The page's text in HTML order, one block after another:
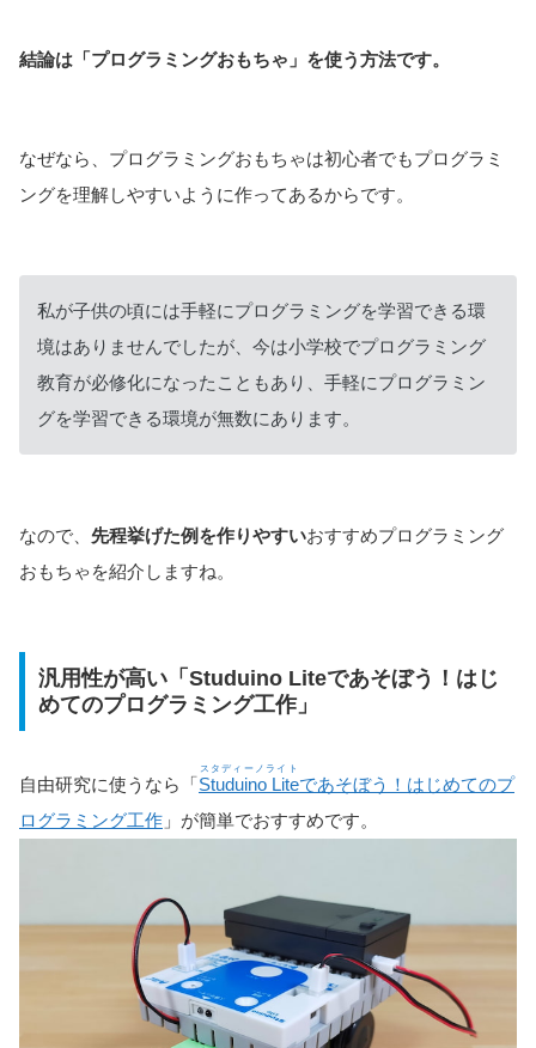
結論は「プログラミングおもちゃ」を使う方法です。
なぜなら、プログラミングおもちゃは初心者でもプログラミ
ングを理解しやすいように作ってあるからです。
私が子供の頃には手軽にプログラミングを学習できる環
境はありませんでしたが、今は小学校でプログラミング
教育が必修化になったこともあり、手軽にプログラミン
グを学習できる環境が無数にあります。
なので、 先程挙げた例を作りやすいおすすめプログラミング
おもちゃを紹介しますね。
汎用性が高い「Studuino Liteであそぼう！はじ
めてのプログラミング工作」
自由研究に使うなら「Studuino Lite
スタディーノライト
であそぼう！はじめてのプ
ログラミング工作 」が簡単でおすすめです。